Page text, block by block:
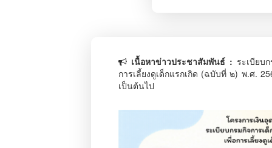
เนื้อหาข่าวประชาสัมพันธ์ : ระเบียบ
การเลี้ยงดูเด็กแรกเกิด (ฉบับที่ ๒) พ.ศ.
เป็นต้นไป